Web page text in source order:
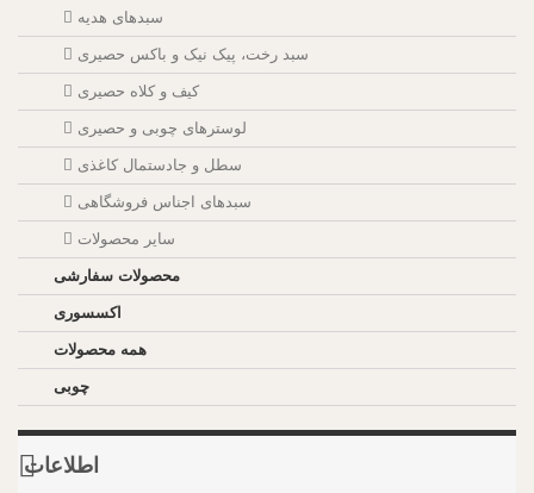
سبدهای هدیه
سبد رخت، پیک نیک و باکس حصیری
کیف و کلاه حصیری
لوسترهای چوبی و حصیری
سطل و جادستمال کاغذی
سبدهای اجناس فروشگاهی
سایر محصولات
محصولات سفارشی
اکسسوری
همه محصولات
چوبی
اطلاعات